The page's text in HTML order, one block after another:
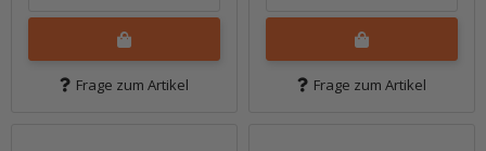
Frage zum Artikel Frage zum Artikel